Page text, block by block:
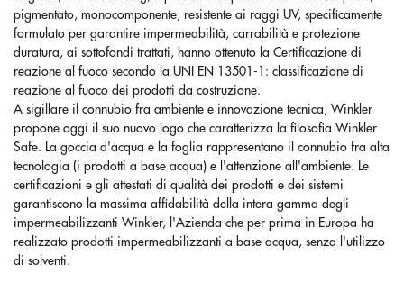
pigmentato, monocomponente, resistente ai raggi UV, specificamente
formulato per garantire impermeabilità, carrabilità e protezione
duratura, ai sottofondi trattati, hanno ottenuto la Certificazione di
reazione al fuoco secondo la UNI EN 13501-1: classificazione di
reazione al fuoco dei prodotti da costruzione.
A sigillare il connubio fra ambiente e innovazione tecnica, Winkler
propone oggi il suo nuovo logo che caratterizza la filosofia Winkler
Safe. La goccia d'acqua e la foglia rappresentano il connubio fra alta
tecnologia (i prodotti a base acqua) e l'attenzione all'ambiente. Le
certificazioni e gli attestati di qualità dei prodotti e dei sistemi
garantiscono la massima affidabilità della intera gamma degli
impermeabilizzanti Winkler, l'Azienda che per prima in Europa ha
realizzato prodotti impermeabilizzanti a base acqua, senza l'utilizzo
di solventi.